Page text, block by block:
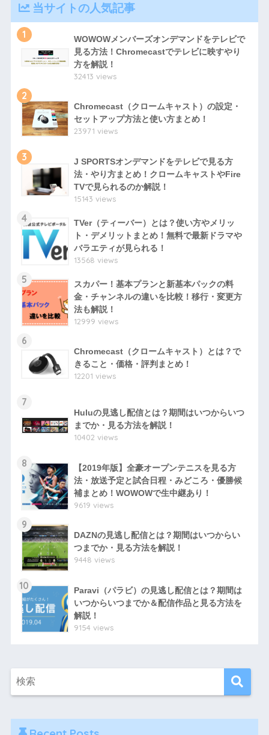
当サイトの人気記事
1
WOWOWメンバーズオンデマンドをテレビで
見る方法！Chromecastでテレビに映すやり
方を解説！
32413 views
2
Chromecast（クロームキャスト）の設定・
セットアップ方法と使い方まとめ！
23971 views
3
J SPORTSオンデマンドをテレビで見る方
法・やり方まとめ！クロームキャストやFire
TVで見られるのか解説！
15143 views
4
TVer（ティーバー）とは？使い方やメリッ
ト・デメリットまとめ！無料で最新ドラマや
バラエティが見られる！
13568 views
5
スカパー！基本プランと新基本パックの料
金・チャンネルの違いを比較！移行・変更方
法も解説！
12999 views
6
Chromecast（クロームキャスト）とは？で
きること・価格・評判まとめ！
12201 views
7
Huluの見逃し配信とは？期間はいつからいつ
までか・見る方法を解説！
10402 views
8
【2019年版】全豪オープンテニスを見る方
法・放送予定と試合日程・みどころ・優勝候
補まとめ！WOWOWで生中継あり！
9619 views
9
DAZNの見逃し配信とは？期間はいつからい
つまでか・見る方法を解説！
9448 views
10
Paravi（パラビ）の見逃し配信とは？期間は
いつからいつまでか＆配信作品と見る方法を
解説！
9154 views